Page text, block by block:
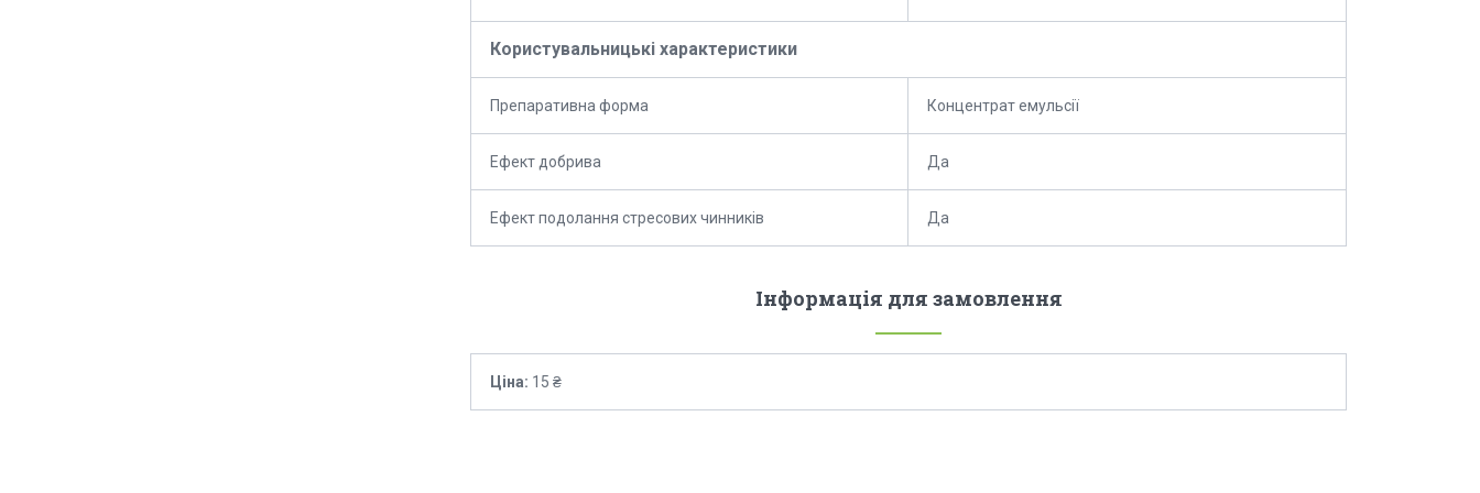
Користувальницькі характеристики
Препаративна форма Концентрат емульсії
Ефект добрива Да
Ефект подолання стресових чинників Да
Інформація для замовлення
Ціна: 15 ₴